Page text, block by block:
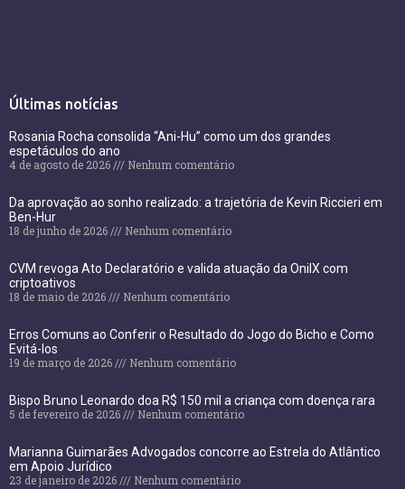
Últimas notícias
Rosania Rocha consolida “Ani-Hu” como um dos grandes
espetáculos do ano
4 de agosto de 2026
Nenhum comentário
Da aprovação ao sonho realizado: a trajetória de Kevin Riccieri em
Ben-Hur
18 de junho de 2026
Nenhum comentário
CVM revoga Ato Declaratório e valida atuação da OnilX com
criptoativos
18 de maio de 2026
Nenhum comentário
Erros Comuns ao Conferir o Resultado do Jogo do Bicho e Como
Evitá-los
19 de março de 2026
Nenhum comentário
Bispo Bruno Leonardo doa R$ 150 mil a criança com doença rara
5 de fevereiro de 2026
Nenhum comentário
Marianna Guimarães Advogados concorre ao Estrela do Atlântico
em Apoio Jurídico
23 de janeiro de 2026
Nenhum comentário